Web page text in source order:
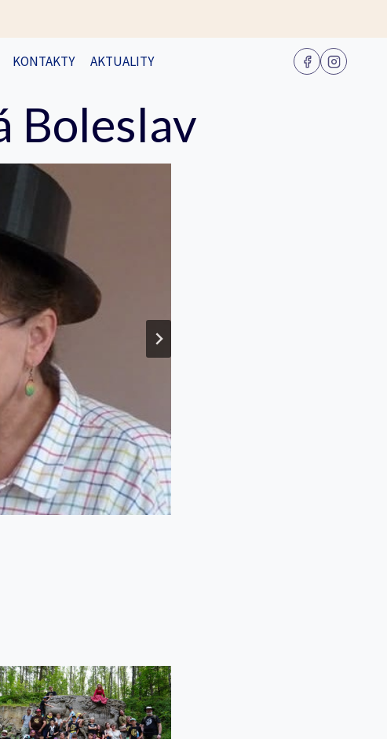
KONTAKTY AKTUALITY
Boleslav